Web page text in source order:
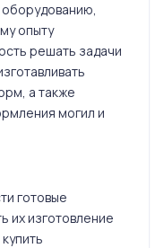
опыту
решать задачи
а также
могил и
готовые
их изготовление